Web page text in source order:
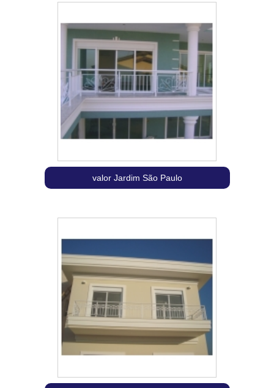
valor Jardim São Paulo